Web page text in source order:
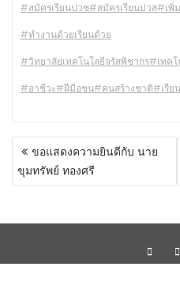
#สมัครเรียนปวช#สมัครเรียนปวส#เพิ่
#ทำงานด้วยเรียนด้วย
#วิทยาลัยเทคโนโลยีจรัสพิชากร#เทคโ
#อาชีวะ#ฝีมือชน#คนสร้างชาติ#เรีย
ขอแสดงความยินดีกับ นาย
ขุมทรัพย์ ทองศรี